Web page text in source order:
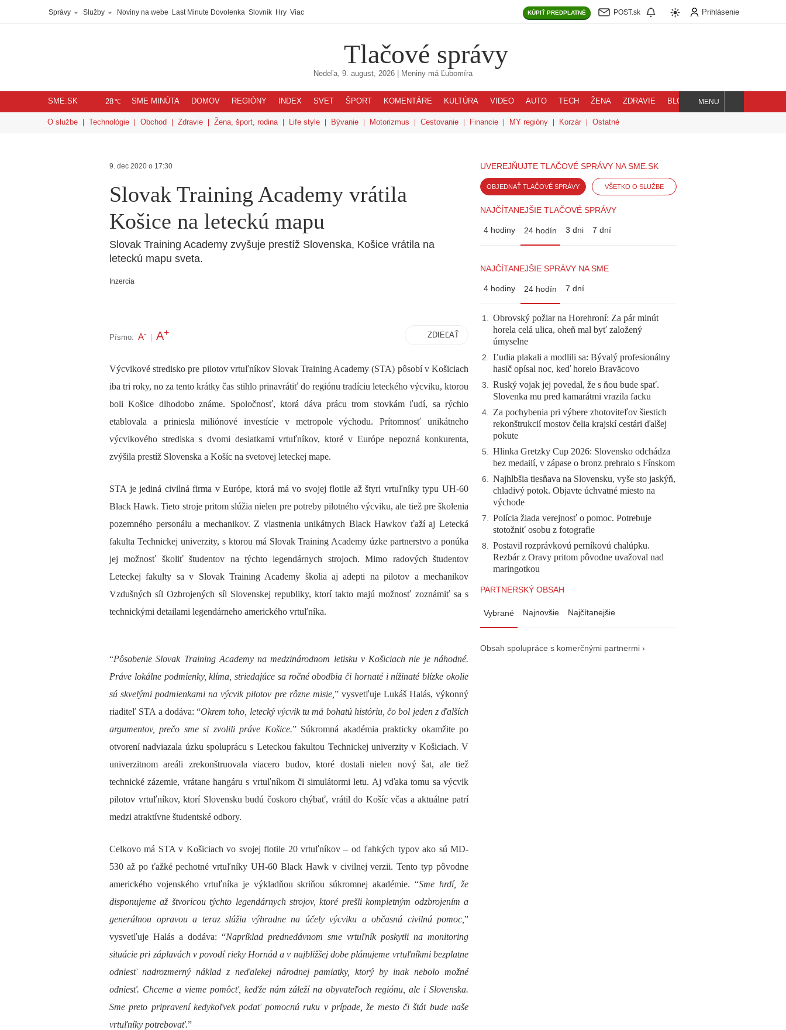
Správy Služby Noviny na webe Last Minute Dovolenka Slovník Hry Viac KÚPIŤ PREDPLATNÉ POST.sk Prihlásenie
Tlačové správy
Nedeľa, 9. august, 2026 | Meniny má Ľubomíra
SME.SK 28℃ SME MINÚTA DOMOV REGIÓNY INDEX SVET ŠPORT KOMENTÁRE KULTÚRA VIDEO AUTO TECH ŽENA ZDRAVIE BLOG
Hľadaj
MENU
O službe Technológie Obchod Zdravie Žena, šport, rodina Life style Bývanie Motorizmus Cestovanie Financie MY regióny Korzár Ostatné
9. dec 2020 o 17:30
Slovak Training Academy vrátila
Košice na leteckú mapu
Slovak Training Academy zvyšuje prestíž Slovenska, Košice vrátila na
leteckú mapu sveta.
Inzercia
Písmo: A- A+ ZDIEĽAŤ
Výcvikové stredisko pre pilotov vrtuľníkov Slovak Training Academy (STA) pôsobí v Košiciach
iba tri roky, no za tento krátky čas stihlo prinavrátiť do regiónu tradíciu leteckého výcviku, ktorou
boli Košice dlhodobo známe. Spoločnosť, ktorá dáva prácu trom stovkám ľudí, sa rýchlo
etablovala a priniesla miliónové investície v metropole východu. Prítomnosť unikátneho
výcvikového strediska s dvomi desiatkami vrtuľníkov, ktoré v Európe nepozná konkurenta,
zvýšila prestíž Slovenska a Košíc na svetovej leteckej mape.
STA je jediná civilná firma v Európe, ktorá má vo svojej flotile až štyri vrtuľníky typu UH-60
Black Hawk. Tieto stroje pritom slúžia nielen pre potreby pilotného výcviku, ale tiež pre školenia
pozemného personálu a mechanikov. Z vlastnenia unikátnych Black Hawkov ťaží aj Letecká
fakulta Technickej univerzity, s ktorou má Slovak Training Academy úzke partnerstvo a ponúka
jej možnosť školiť študentov na týchto legendárnych strojoch. Mimo radových študentov
Leteckej fakulty sa v Slovak Training Academy školia aj adepti na pilotov a mechanikov
Vzdušných síl Ozbrojených síl Slovenskej republiky, ktorí takto majú možnosť zoznámiť sa s
technickými detailami legendárneho amerického vrtuľníka.
“Pôsobenie Slovak Training Academy na medzinárodnom letisku v Košiciach nie je náhodné.
Práve lokálne podmienky, klíma, striedajúce sa ročné obodbia či hornaté i nížinaté blízke okolie
sú skvelými podmienkami na výcvik pilotov pre rôzne misie, ” vysvetľuje Lukáš Halás, výkonný
riaditeľ STA a dodáva: “Okrem toho, letecký výcvik tu má bohatú históriu, čo bol jeden z ďalších
argumentov, prečo sme si zvolili práve Košice.” Súkromná akadémia prakticky okamžite po
otvorení nadviazala úzku spoluprácu s Leteckou fakultou Technickej univerzity v Košiciach. V
univerzitnom areáli zrekonštruovala viacero budov, ktoré dostali nielen nový šat, ale tiež
technické zázemie, vrátane hangáru s vrtuľníkom či simulátormi letu. Aj vďaka tomu sa výcvik
pilotov vrtuľníkov, ktorí Slovensku budú čoskoro chýbať, vrátil do Košíc včas a aktuálne patrí
medzi atraktívne študentské odbory.
Celkovo má STA v Košiciach vo svojej flotile 20 vrtuľníkov – od ľahkých typov ako sú MD-
530 až po ťažké pechotné vrtuľníky UH-60 Black Hawk v civilnej verzii. Tento typ pôvodne
amerického vojenského vrtuľníka je výkladňou skriňou súkromnej akadémie. “Sme hrdí, že
disponujeme až štvoricou týchto legendárnych strojov, ktoré prešli kompletným odzbrojením a
generálnou opravou a teraz slúžia výhradne na účely výcviku a občasnú civilnú pomoc, ”
vysvetľuje Halás a dodáva: “Napríklad prednedávnom sme vrtuľník poskytli na monitoring
situácie pri záplavách v povodí rieky Hornád a v najbližšej dobe plánujeme vrtuľníkmi bezplatne
odniesť nadrozmerný náklad z neďalekej národnej pamiatky, ktorý by inak nebolo možné
odniesť. Chceme a vieme pomôcť, keďže nám záleží na obyvateľoch regiónu, ale i Slovenska.
Sme preto pripravení kedykoľvek podať pomocnú ruku v prípade, že mesto či štát bude naše
vrtuľníky potrebovať.”
UVEREJŇUJTE TLAČOVÉ SPRÁVY NA SME.SK
OBJEDNAŤ TLAČOVÉ SPRÁVY VŠETKO O SLUŽBE
NAJČÍTANEJŠIE TLAČOVÉ SPRÁVY
4 hodiny 24 hodín 3 dni 7 dní
NAJČÍTANEJŠIE SPRÁVY NA SME
4 hodiny 24 hodín 7 dní
1. Obrovský požiar na Horehroní: Za pár minút
horela celá ulica, oheň mal byť založený
úmyselne
2. Ľudia plakali a modlili sa: Bývalý profesionálny
hasič opísal noc, keď horelo Braväcovo
3. Ruský vojak jej povedal, že s ňou bude spať.
Slovenka mu pred kamarátmi vrazila facku
4. Za pochybenia pri výbere zhotoviteľov šiestich
rekonštrukcií mostov čelia krajskí cestári ďalšej
pokute
5. Hlinka Gretzky Cup 2026: Slovensko odchádza
bez medailí, v zápase o bronz prehralo s Fínskom
6. Najhlbšia tiesňava na Slovensku, vyše sto jaskýň,
chladivý potok. Objavte úchvatné miesto na
východe
7. Polícia žiada verejnosť o pomoc. Potrebuje
stotožniť osobu z fotografie
8. Postavil rozprávkovú perníkovú chalúpku.
Rezbár z Oravy pritom pôvodne uvažoval nad
maringotkou
PARTNERSKÝ OBSAH
Vybrané Najnovšie Najčítanejšie
Obsah spolupráce s komerčnými partnermi ›